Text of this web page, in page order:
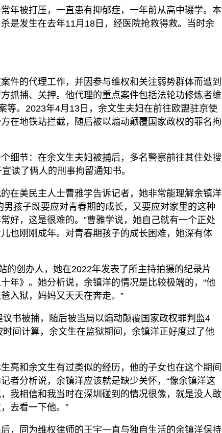
年被打压，一直患有抑郁症，一年前从高中辍学。本
是发生在去年11月18日，经医院抢救得救。当时余
件的代理工作，并因参与维权和关注弱势群体而遭到
抓捕、关押。他代理的重点案件包括法轮功修炼者维
等。2023年4月13日，余文生夫妇在前往欧盟驻京使
在地铁站拦截，随后被以煽动颠覆国家政权的罪名拘
细节：在余文生夫妇被捕后，多名警察前往其住处搜
读了俩人的刑事拘留通知书。
在美民主人士曹雅学告诉记者，她非常能理解余镇洋
男孩子既要应对青春期的成长，又要应对家里的这种
好，这是很难的。”曹雅学说，她自己就有一个正处
也刚刚成年。对青春期孩子的成长困难，她深有体
的创办人，她在2022年发表了所主持拍摄的纪录片
年》。她分析说，余镇洋的情况是比较极端的，“他
入狱，妈妈又天天在奔走。”
书被捕，随后被当局以煽动颠覆国家政权罪判监4
间计算，余文生在监狱期间，余镇洋正好度过了他
亮和余文生有过类似的经历，他的子女也在这个期间
者分析说，余镇洋应该就是缺少关怀，“像余镇洋这
我相信和我当时在深圳碰到的情况很像，就是没人敢
去看一下他。”
，同为维权律师的王宇一直与独自生活的余镇洋保持